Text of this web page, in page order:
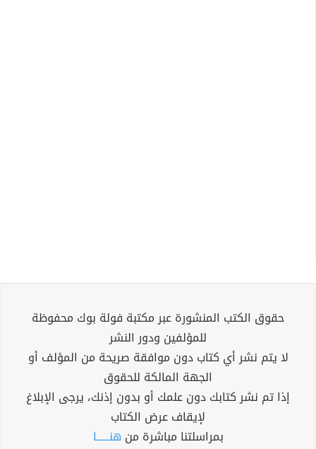
حقوق الكتب المنشورة عبر مكتبة فولة بوك محفوظة
للمؤلفين ودور النشر
لا يتم نشر أي كتاب دون موافقة صريحة من المؤلف أو
الجهة المالكة للحقوق
إذا تم نشر كتابك دون علمك أو بدون إذنك، يرجى الإبلاغ
لإيقاف عرض الكتاب
بمراسلتنا مباشرة من هنــــــا